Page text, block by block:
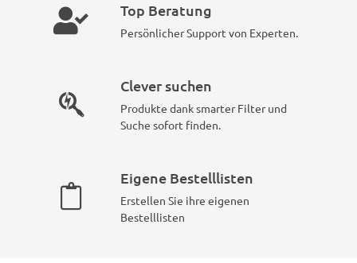
Top Beratung
Persönlicher Support von Experten.
Clever suchen
Produkte dank smarter Filter und
Suche sofort finden.
Eigene Bestelllisten
Erstellen Sie ihre eigenen
Bestelllisten